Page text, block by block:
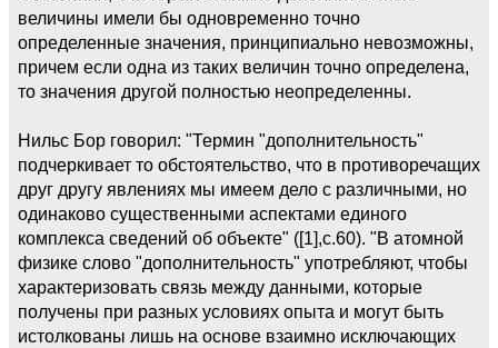
величины имели бы одновременно точно
определенные значения, принципиально невозможны,
причем если одна из таких величин точно определена,
то значения другой полностью неопределенны.
Нильс Бор говорил: "Термин "дополнительность"
подчеркивает то обстоятельство, что в противоречащих
друг другу явлениях мы имеем дело с различными, но
одинаково существенными аспектами единого
комплекса сведений об объекте" ([1],с.60). "В атомной
физике слово "дополнительность" употребляют, чтобы
характеризовать связь между данными, которые
получены при разных условиях опыта и могут быть
истолкованы лишь на основе взаимно исключающих